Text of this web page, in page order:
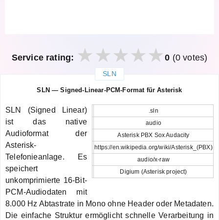
Service rating: 0 (0 votes)
SLN
SLN — Signed-Linear-PCM-Format für Asterisk
.sln
audio
Asterisk PBX Sox Audacity
https://en.wikipedia.org/wiki/Asterisk_(PBX)
audio/x-raw
Digium (Asterisk project)
SLN (Signed Linear)
ist das native
Audioformat der
Asterisk-
Telefonieanlage. Es
speichert
unkomprimierte 16-Bit-
PCM-Audiodaten mit
8.000 Hz Abtastrate in Mono ohne Header oder Metadaten.
Die einfache Struktur ermöglicht schnelle Verarbeitung in